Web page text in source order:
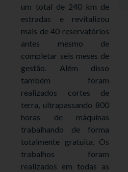
um total de 240 km de
estradas e revitalizou
mais de 40 reservatórios
antes mesmo de
completar seis meses de
gestão. Além disso
também foram
realizados cortes de
terra, ultrapassando 800
horas de máquinas
trabalhando de forma
totalmente gratuita. Os
trabalhos foram
realizados em todas as